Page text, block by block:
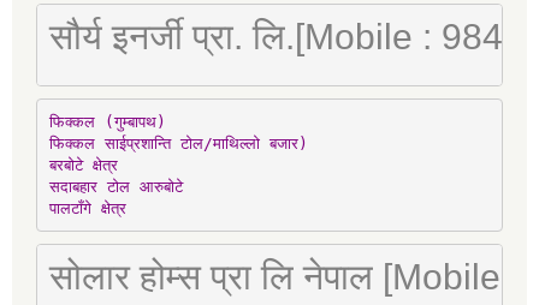
सौर्य इनर्जी प्रा. लि.[Mobile :
फिक्कल (गुम्बापथ)
फिक्कल साईप्रशान्ति टोल/माथिल्लो बजार)
बरबोटे क्षेत्र
सदाबहार टोल आरुबोटे
पालटाँगे क्षेत्र
सोलार होम्स प्रा लि नेपाल [Mobile